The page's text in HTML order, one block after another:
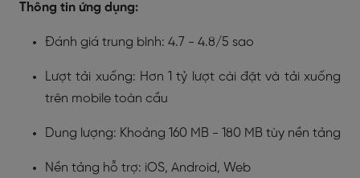
Thông tin ứng dụng:
Đánh giá trung bình: 4.7 - 4.8/5 sao
Lượt tải xuống: Hơn 1 tỷ lượt cài đặt và tải xuống
trên mobile toàn cầu
Dung lượng: Khoảng 160 MB - 180 MB tùy nền tảng
Nền tảng hỗ trợ: iOS, Android, Web